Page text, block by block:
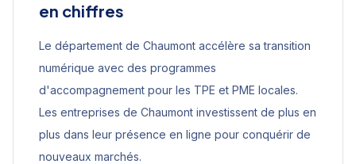
en chiffres
Le département de Chaumont accélère sa transition
numérique avec des programmes
d'accompagnement pour les TPE et PME locales.
Les entreprises de Chaumont investissent de plus en
plus dans leur présence en ligne pour conquérir de
nouveaux marchés.